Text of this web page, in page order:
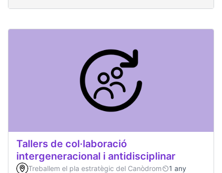
Tallers de col·laboració
intergeneracional i antidisciplinar
Treballem el pla estratègic del Canòdrom
1 any